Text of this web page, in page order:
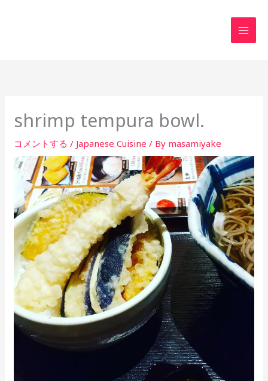
shrimp tempura bowl.
コメントする / Japanese Cuisine / By masamiyake